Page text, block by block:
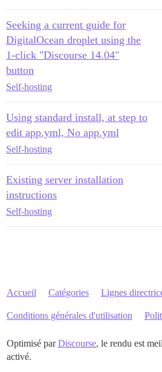
Seeking a current guide for
DigitalOcean droplet using the
1-click "Discourse 14.04"
button
Self-hosting
Using standard install, at step to
edit app.yml, No app.yml
Self-hosting
Existing server installation
instructions
Self-hosting
Accueil Catégories Lignes
Conditions générales d'utilisation
Optimisé parDiscourse, le rendu est
activé.